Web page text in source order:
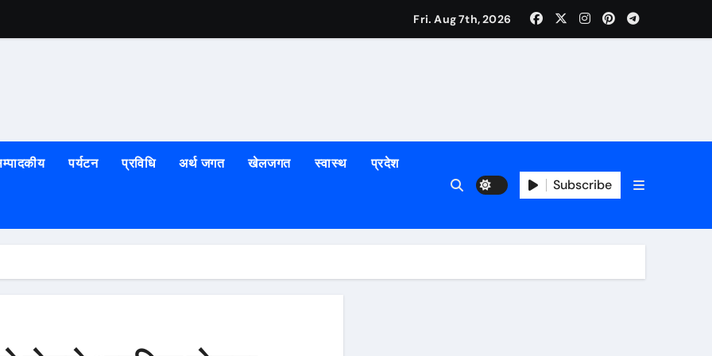
ः उच्च अदालतका न्यायाधीश राना
भवन
र नेकपाको संयुक्त सरकार गठन हुर्दै
Fri. Aug 7th, 2026
पर्यटन प्रविधि अर्थ जगत खेलजगत स्वास्थ प्रदेश
Subscribe